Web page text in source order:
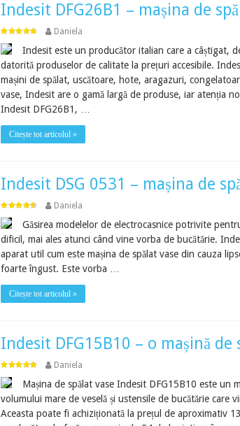
Indesit DFG26B1 – mașina de
Daniela
Indesit este un producător italian care a câștigat,
datorită produselor de calitate la prețuri accesibile.
mașini de spălat, uscătoare, hote, aragazuri,
vase, Indesit are o gamă largă de produse, iar atenția
Indesit DFG26B1, …
Citește tot articolul »
Indesit DSG 0531 – mașina de
Daniela
Găsirea modelelor de electrocasnice potrivite
dificil, mai ales atunci când vine vorba de bucătărie.
aparat util cum este mașina de spălat vase din cauza
foarte îngust. Este vorba …
Citește tot articolul »
Indesit DFG15B10 – o mașină
Daniela
Mașina de spălat vase Indesit DFG15B10 este un
volumului mare de veselă și ustensile de bucătărie care
Aceasta poate fi achiziționată la prețul de aproximativ